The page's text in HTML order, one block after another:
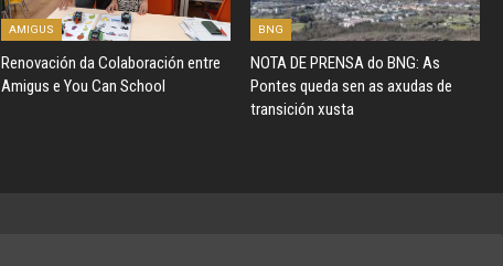
AMIGUS
Renovación da Colaboración entre
Amigus e You Can School
BNG
NOTA DE PRENSA do BNG: As
Pontes queda sen as axudas de
transición xusta